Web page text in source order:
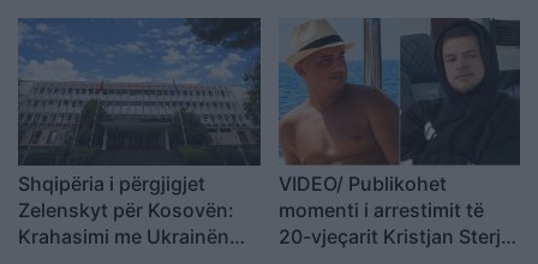
humb jetën
kronike dhe thirrja “Jepe
dorëheqjen” merr tjetër
peshë
Shqipëria i përgjigjet
Zelenskyt për Kosovën:
Krahasimi me Ukrainën
VIDEO/ Publikohet
momenti i arrestimit të
20-vjeçarit Kristjan Sterjo,